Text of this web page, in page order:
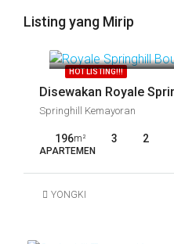
Listing yang Mirip
HOT LISTING!!!
Springhill Kemayoran
196m² 3 2
APARTEMEN
YONGKI